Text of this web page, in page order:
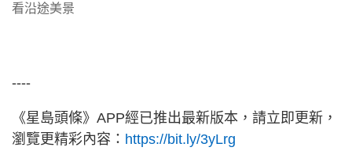
看沿途美景
----
《星島頭條》APP經已推出最新版本，請立即更新，
瀏覽更精彩內容： https://bit.ly/3yLrg